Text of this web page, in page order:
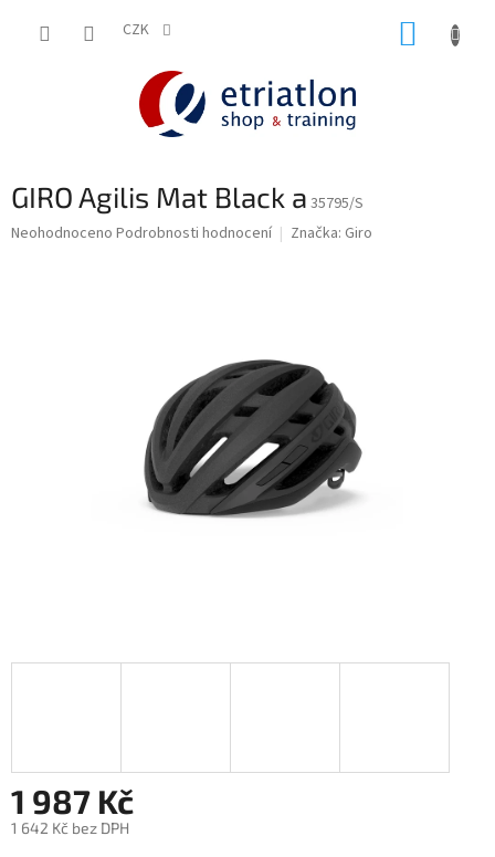
CZK
GIRO Agilis Mat Black a 35795/S
Průměrné
Neohodnoceno Podrobnosti hodnocení Značka: Giro
1 987 Kč
1 642 Kč bez DPH
shop.etriatlon.cz - Chat